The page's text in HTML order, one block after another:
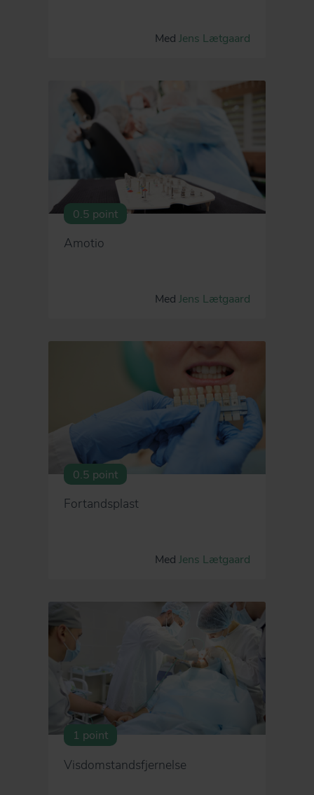
Med Jens Lætgaard
0.5 point
Amotio
Med Jens Lætgaard
0.5 point
Fortandsplast
Med Jens Lætgaard
1 point
Visdomstandsfjernelse